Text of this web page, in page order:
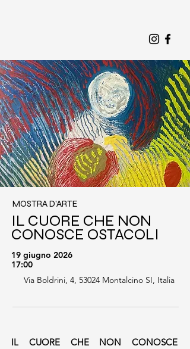
MOSTRA D'ARTE
IL CUORE CHE NON
CONOSCE OSTACOLI
19 giugno 2026
17:00
Via Boldrini, 4, 53024 Montalcino SI, Italia
IL CUORE CHE NON CONOSCE